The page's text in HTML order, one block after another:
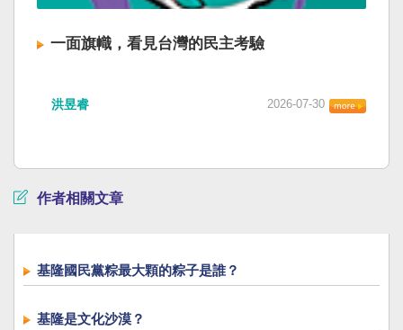
一面旗幟，看見台灣的民主考驗
洪昱睿 2026-07-30
作者相關文章
基隆國民黨粽最大顆的粽子是誰？
基隆是文化沙漠？